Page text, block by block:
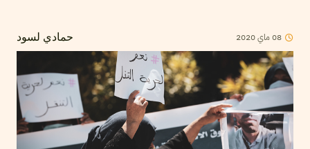
حمادي لسود 08ماي2020